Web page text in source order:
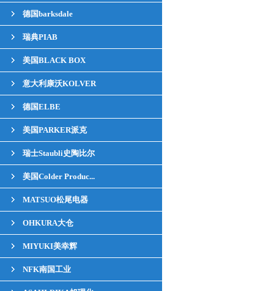
德国barksdale
瑞典PIAB
美国BLACK BOX
意大利康沃KOLVER
德国ELBE
美国PARKER派克
瑞士Staubli史陶比尔
美国Colder Produc...
MATSUO松尾电器
OHKURA大仓
MIYUKI美幸辉
NFK南国工业